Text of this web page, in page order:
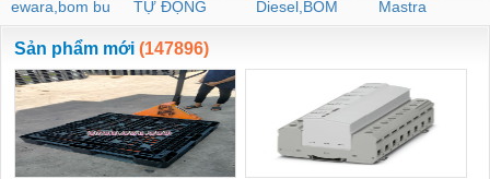
ewara,bom bu
ewara
TỰ ĐỘNG
Diesel,BOM
CHUA CHAY
Mastra
Sản phẩm mới (147896)